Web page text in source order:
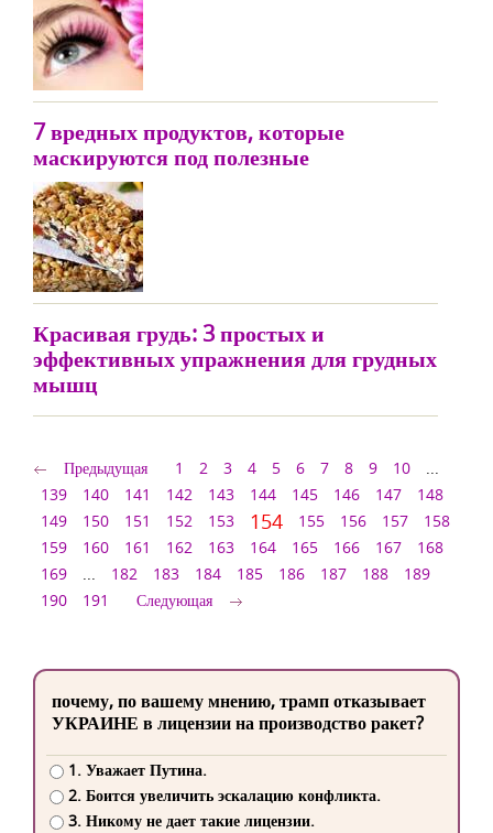
7 вредных продуктов, которые
маскируются под полезные
Красивая грудь: 3 простых и
эффективных упражнения для грудных
мышц
Предыдущая 1 2 3 4 5 6 7 8 9 10
...
139
140 141 142 143 144 145 146 147
148
149
150 151 152 153 154 155 156 157
158
159
160 161 162 163 164 165 166 167
168
169
... 182 183 184 185 186 187 188
189
190
191 Следующая
почему, по вашему мнению, трамп отказывает
УКРАИНЕ в лицензии на производство ракет?
1. Уважает Путина.
2. Боится увеличить эскалацию конфликта.
3. Никому не дает такие лицензии.